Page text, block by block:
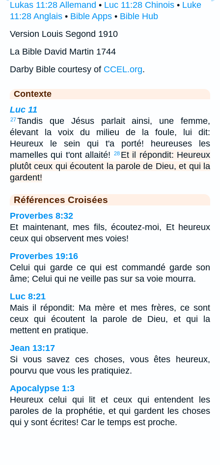
Lukas 11:28 Allemand • Luc 11:28 Chinois • Luke
11:28 Anglais • Bible Apps • Bible Hub
Version Louis Segond 1910
La Bible David Martin 1744
Darby Bible courtesy of CCEL.org.
Contexte
Luc 11
27Tandis que Jésus parlait ainsi, une femme,
élevant la voix du milieu de la foule, lui dit:
Heureux le sein qui t'a porté! heureuses les
mamelles qui t'ont allaité!
28 Et il répondit: Heureux
plutôt ceux qui écoutent la parole de Dieu, et qui la
gardent!
Références Croisées
Proverbes 8:32
Et maintenant, mes fils, écoutez-moi, Et heureux
ceux qui observent mes voies!
Proverbes 19:16
Celui qui garde ce qui est commandé garde son
âme; Celui qui ne veille pas sur sa voie mourra.
Luc 8:21
Mais il répondit: Ma mère et mes frères, ce sont
ceux qui écoutent la parole de Dieu, et qui la
mettent en pratique.
Jean 13:17
Si vous savez ces choses, vous êtes heureux,
pourvu que vous les pratiquiez.
Apocalypse 1:3
Heureux celui qui lit et ceux qui entendent les
paroles de la prophétie, et qui gardent les choses
qui y sont écrites! Car le temps est proche.